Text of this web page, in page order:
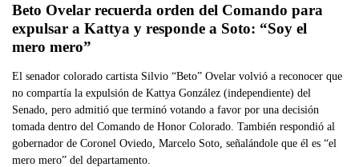
Beto Ovelar recuerda orden del Comando para
expulsar a Kattya y responde a Soto: “Soy el
mero mero”
El senador colorado cartista Silvio “Beto” Ovelar volvió a reconocer que
no compartía la expulsión de Kattya González (independiente) del
Senado, pero admitió que terminó votando a favor por una decisión
tomada dentro del Comando de Honor Colorado. También respondió al
gobernador de Coronel Oviedo, Marcelo Soto, señalándole que él es “el
mero mero” del departamento.